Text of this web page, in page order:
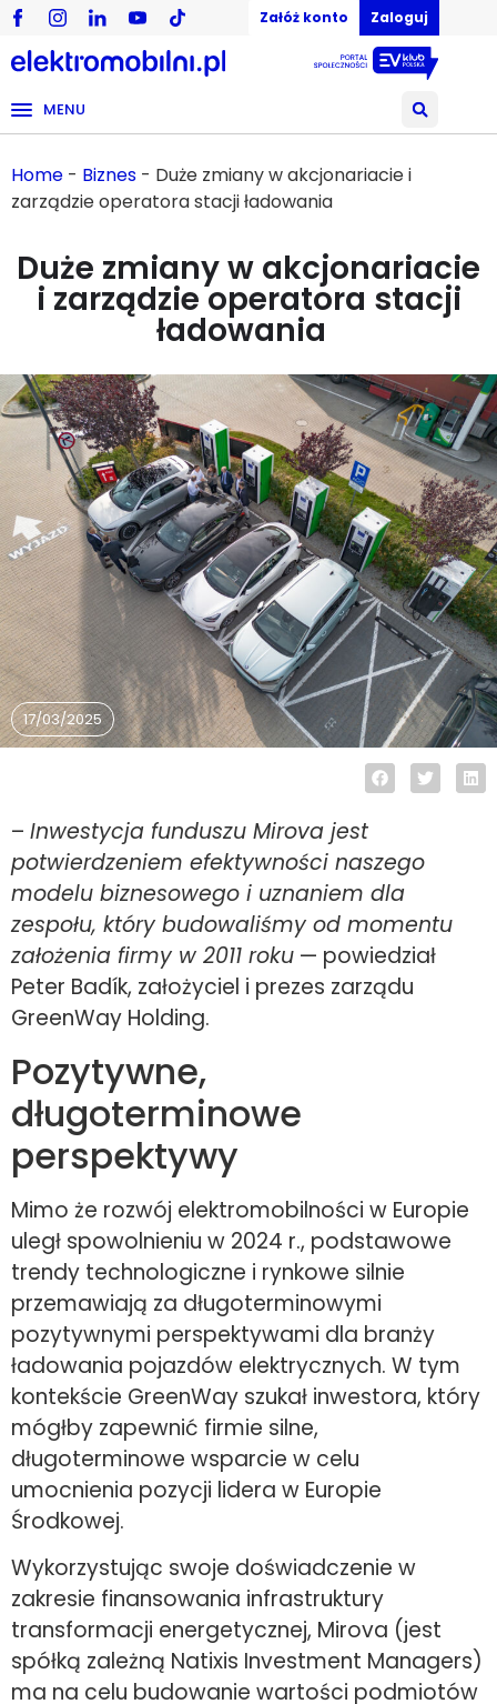
Załóż konto Zaloguj
MENU
Home - Biznes - Duże zmiany w akcjonariacie i
zarządzie operatora stacji ładowania
Duże zmiany w akcjonariacie
i zarządzie operatora stacji
ładowania
17/03/2025
– Inwestycja funduszu Mirova jest
potwierdzeniem efektywności naszego
modelu biznesowego i uznaniem dla
zespołu, który budowaliśmy od momentu
założenia firmy w 2011 roku — powiedział
Peter Badík, założyciel i prezes zarządu
GreenWay Holding.
Pozytywne,
długoterminowe
perspektywy
Mimo że rozwój elektromobilności w Europie
uległ spowolnieniu w 2024 r., podstawowe
trendy technologiczne i rynkowe silnie
przemawiają za długoterminowymi
pozytywnymi perspektywami dla branży
ładowania pojazdów elektrycznych. W tym
kontekście GreenWay szukał inwestora, który
mógłby zapewnić firmie silne,
długoterminowe wsparcie w celu
umocnienia pozycji lidera w Europie
Środkowej.
Wykorzystując swoje doświadczenie w
zakresie finansowania infrastruktury
transformacji energetycznej, Mirova (jest
spółką zależną Natixis Investment Managers)
ma na celu budowanie wartości podmiotów